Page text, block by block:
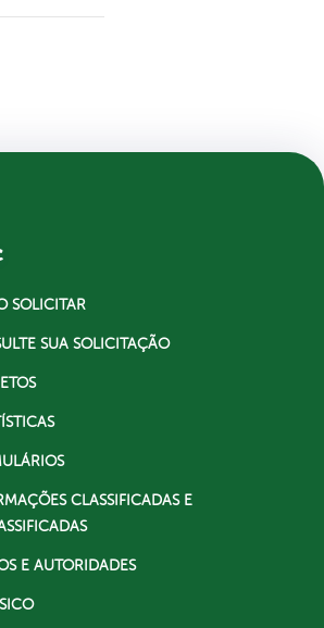
SOLICITAR
SUA SOLICITAÇÃO
CLASSIFICADAS E
E AUTORIDADES